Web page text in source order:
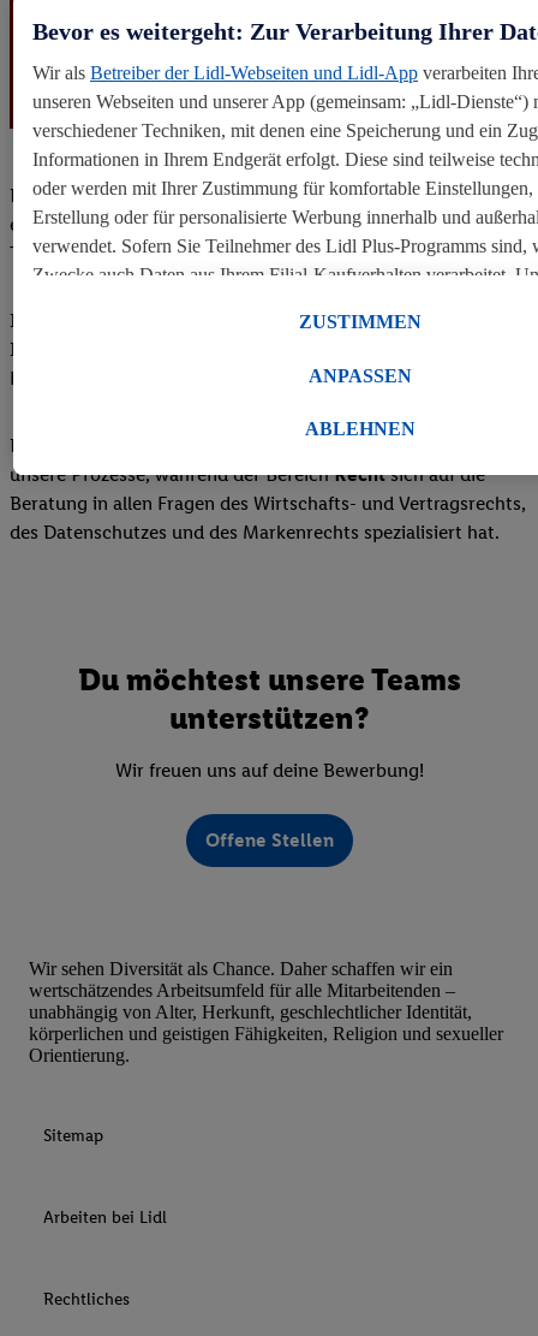
Der BereichUnternehmensentwicklungsorgt für das
erfolgreiche Zusammenwirken von Kollegen, Prozessen und
Technologie.
Im
geht es maßgeblich um die regelmäßige
Information des Vorstands, der Geschäftsleitung und der
Fachbereiche.
Die Experten in unserer
unsere Prozesse, während der BereichRechtsich auf die
Beratung in allen Fragen des Wirtschafts- und Vertragsrechts,
des Datenschutzes und des Markenrechts spezialisiert hat.
Du möchtest unsere Teams
unterstützen?
Wir freuen uns auf deine Bewerbung!
Offene Stellen
Wir sehen Diversität als Chance. Daher schaffen wir ein
wertschätzendes Arbeitsumfeld für alle Mitarbeitenden –
unabhängig von Alter, Herkunft, geschlechtlicher Identität,
körperlichen und geistigen Fähigkeiten, Religion und sexueller
Orientierung.
Sitemap
Arbeiten bei Lidl
Rechtliches
Bevor es weitergeht: Zur Verarbeitung Ihrer
Wir als Betreiber der Lidl-Webseiten und Lidl-App verarbeiten
unseren Webseiten und unserer App (gemeinsam: „Lidl-Dienste“)
verschiedener Techniken, mit denen eine Speicherung und ein
Informationen in Ihrem Endgerät erfolgt. Diese sind teilweise
oder werden mit Ihrer Zustimmung für komfortable Einstellungen,
Erstellung oder für personalisierte Werbung innerhalb und
verwendet. Sofern Sie Teilnehmer des Lidl Plus-Programms sind,
Zwecke auch Daten aus Ihrem Filial-Kaufverhalten verarbeitet.
Datenverarbeitungen finden. Durch einen Klick auf „Ablehnen“
Informationen, auch zur Speicherdauer der Daten und zu Ihrem
unserenDatenschutzbestimmungen.Die Impressen finden Sie hier.
ABLEHNEN
ANPASSEN
ZUSTIMMEN